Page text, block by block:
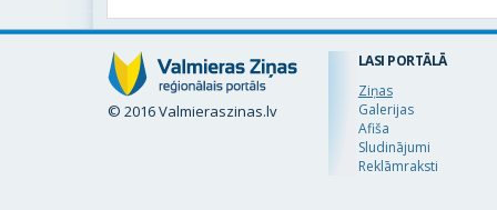
© 2016 Valmieraszinas.lv
LASI PORTĀLĀ
Ziņas
Galerijas
Afiša
Sludinājumi
Reklāmraksti